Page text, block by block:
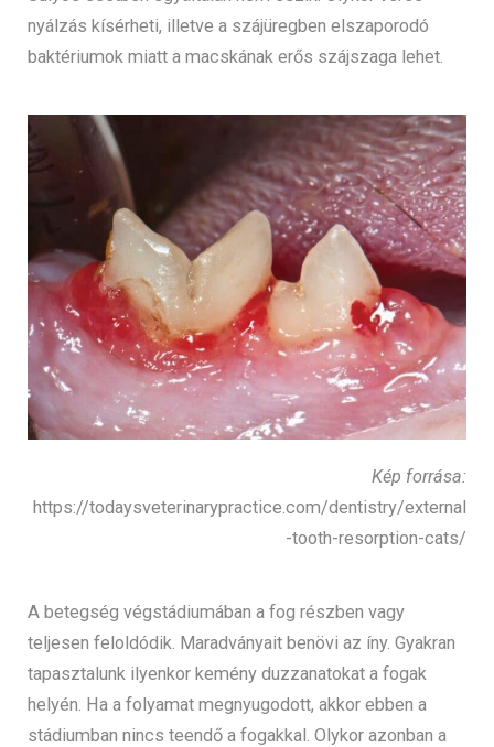
nyálzás kísérheti, illetve a szájüregben elszaporodó
baktériumok miatt a macskának erős szájszaga lehet.
Kép forrása:
https://todaysveterinarypractice.com/dentistry/external
-tooth-resorption-cats/
A betegség végstádiumában a fog részben vagy
teljesen feloldódik. Maradványait benövi az íny. Gyakran
tapasztalunk ilyenkor kemény duzzanatokat a fogak
helyén. Ha a folyamat megnyugodott, akkor ebben a
stádiumban nincs teendő a fogakkal. Olykor azonban a